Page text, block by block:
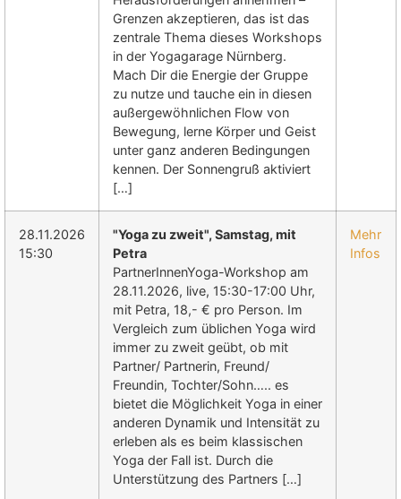
Grenzen akzeptieren, das ist das
zentrale Thema dieses Workshops
in der Yogagarage Nürnberg.
Mach Dir die Energie der Gruppe
zu nutze und tauche ein in diesen
außergewöhnlichen Flow von
Bewegung, lerne Körper und Geist
unter ganz anderen Bedingungen
kennen. Der Sonnengruß aktiviert
[…]
28.11.2026
15:30
"Yoga zu zweit", Samstag, mit
Petra
PartnerInnenYoga-Workshop am
28.11.2026, live, 15:30-17:00 Uhr,
mit Petra, 18,- € pro Person. Im
Vergleich zum üblichen Yoga wird
immer zu zweit geübt, ob mit
Partner/ Partnerin, Freund/
Freundin, Tochter/Sohn….. es
bietet die Möglichkeit Yoga in einer
anderen Dynamik und Intensität zu
erleben als es beim klassischen
Yoga der Fall ist. Durch die
Unterstützung des Partners […]
Mehr
Infos